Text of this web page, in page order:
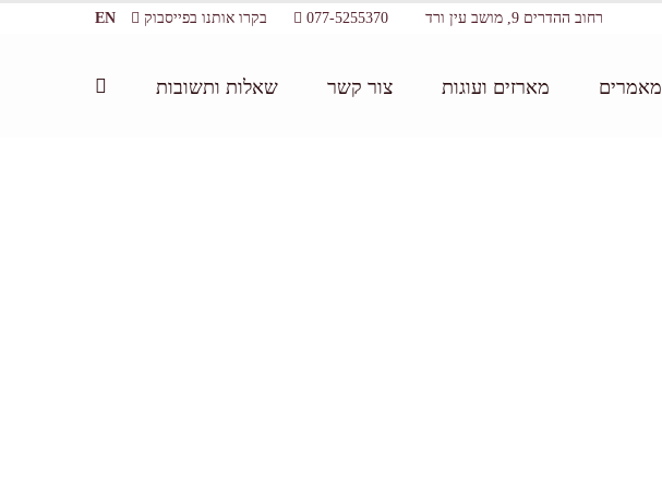
רחוב ההדרים 9, מושב עין ורד 077-5255370 בקרו אותנו בפייסבוק EN
מאמרים מארזים ועוגות צור קשר שאלות ותשובות